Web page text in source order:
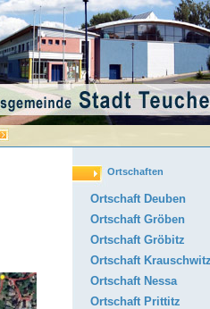
Ortschaften
Ortschaft Deuben
Ortschaft Gröben
Ortschaft Gröbitz
Ortschaft Krauschwitz
Ortschaft Nessa
Ortschaft Prittitz